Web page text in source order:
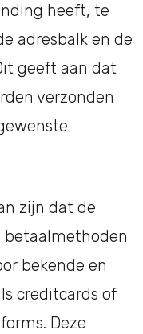
heeft, te
adresbalk en de
geeft aan dat
verzonden
zijn dat de
betaalmethoden
bekende en
creditcards of
Deze